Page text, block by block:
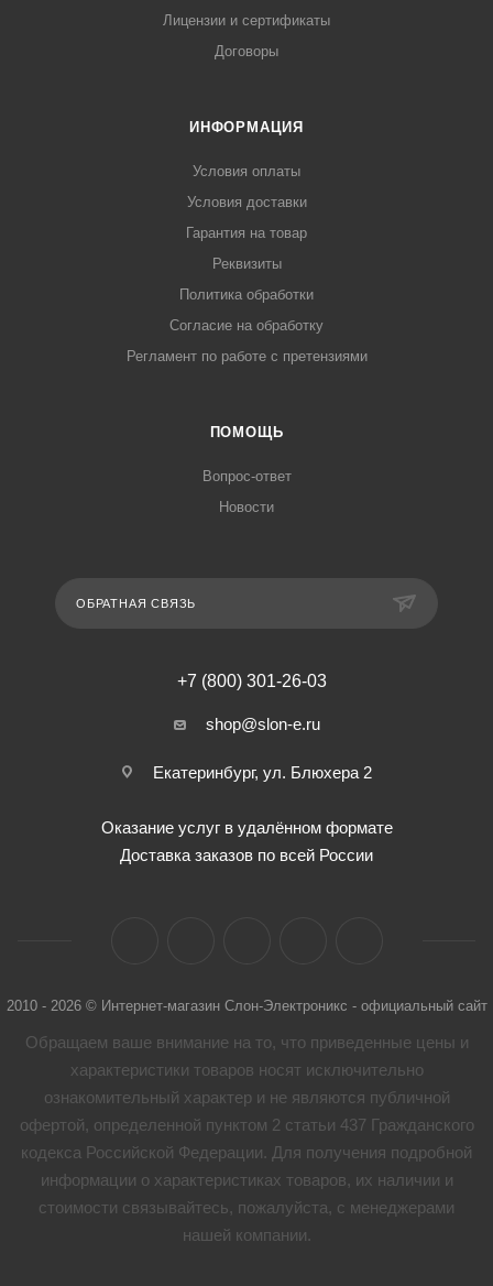
Лицензии и сертификаты
Договоры
ИНФОРМАЦИЯ
Условия оплаты
Условия доставки
Гарантия на товар
Реквизиты
Политика обработки
Согласие на обработку
Регламент по работе с претензиями
ПОМОЩЬ
Вопрос-ответ
Новости
ОБРАТНАЯ СВЯЗЬ
+7 (800) 301-26-03
shop@slon-e.ru
Екатеринбург, ул. Блюхера 2
Оказание услуг в удалённом формате
Доставка заказов по всей России
2010 - 2026 © Интернет-магазин Слон-Электроникс - официальный сайт
Обращаем ваше внимание на то, что приведенные цены и
характеристики товaров носят исключительно
ознакомительный характер и не являются публичной
офертой, определенной пунктом 2 статьи 437 Гражданского
кодекса Российской Федерации. Для получения подробной
информации о характеристиках товaров, их наличии и
стоимости связывайтесь, пожалуйста, с менеджерами
нашей компании.